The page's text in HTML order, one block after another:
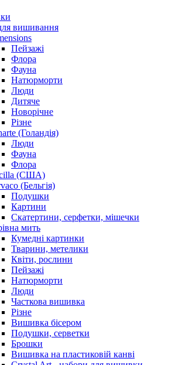
вишивання
Пейзажі
Флора
Фауна
Натюрморти
Люди
Дитяче
Новорічне
Різне
(Голандія)
Люди
Фауна
Флора
(США)
(Бельгія)
Подушки
Картини
Скатертини, серфетки, мішечки
мить
Кумедні картинки
Тварини, метелики
Квіти, рослини
Пейзажі
Натюрморти
Люди
Часткова вишивка
Різне
Вишивка бісером
Подушки, серветки
Брошки
Вишивка на пластиковій канві